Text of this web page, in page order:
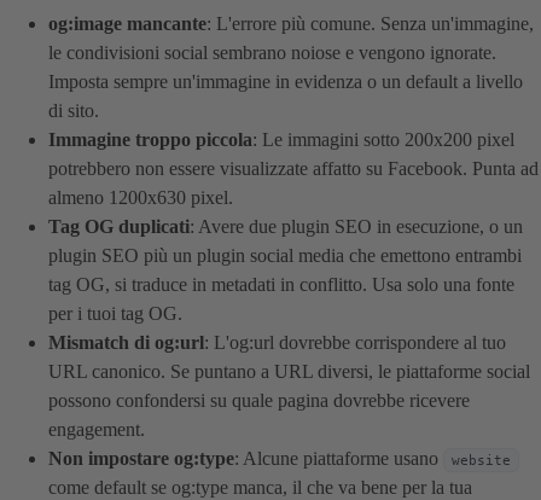
og:image mancante: L'errore più comune. Senza un'immagine,
le condivisioni social sembrano noiose e vengono ignorate.
Imposta sempre un'immagine in evidenza o un default a livello
di sito.
Immagine troppo piccola: Le immagini sotto 200x200 pixel
potrebbero non essere visualizzate affatto su Facebook. Punta ad
almeno 1200x630 pixel.
Tag OG duplicati: Avere due plugin SEO in esecuzione, o un
plugin SEO più un plugin social media che emettono entrambi
tag OG, si traduce in metadati in conflitto. Usa solo una fonte
per i tuoi tag OG.
Mismatch di og:url: L'og:url dovrebbe corrispondere al tuo
URL canonico. Se puntano a URL diversi, le piattaforme social
possono confondersi su quale pagina dovrebbe ricevere
engagement.
Non impostare og:type: Alcune piattaforme usano website
come default se og:type manca, il che va bene per la tua